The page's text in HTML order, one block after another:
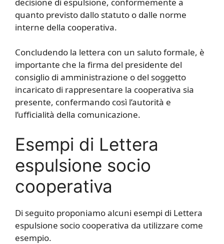
quanto previsto dallo statuto o dalle norme
interne della cooperativa.
Concludendo la lettera con un saluto formale, è
importante che la firma del presidente del
consiglio di amministrazione o del soggetto
incaricato di rappresentare la cooperativa sia
presente, confermando così l’autorità e
l’ufficialità della comunicazione.
Esempi di Lettera
espulsione socio
cooperativa
Di seguito proponiamo alcuni esempi di Lettera
espulsione socio cooperativa da utilizzare come
esempio.